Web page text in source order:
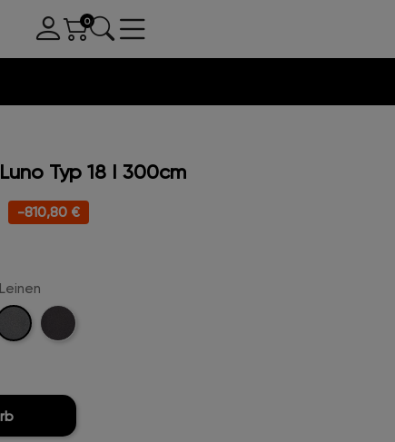
Typ 18 I 300cm
-810,80 €
Anthrazit-